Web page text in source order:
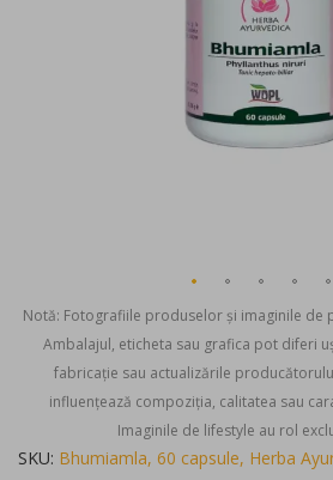
Notă: Fotografiile produselor și imaginile de
Ambalajul, eticheta sau grafica pot diferi
fabricație sau actualizările
influențează compoziția, calitatea sau
Imaginile de lifestyle au rol
Skip
SKU Bhumiamla, 60 capsule, Herba